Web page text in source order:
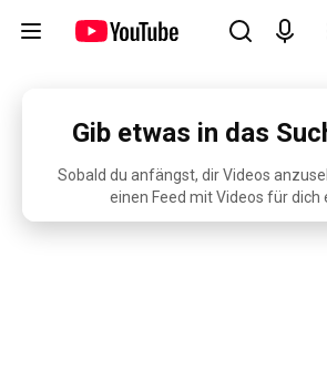
Gib etwas in das
Sobald du anfängst, dir Videos
einen Feed mit Videos für dich